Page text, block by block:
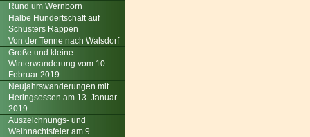
Rund um Wernborn
Halbe Hundertschaft auf
Schusters Rappen
Von der Tenne nach Walsdorf
Große und kleine
Winterwanderung vom 10.
Februar 2019
Neujahrswanderungen mit
Heringsessen am 13. Januar
2019
Auszeichnungs- und
Weihnachtsfeier am 9.